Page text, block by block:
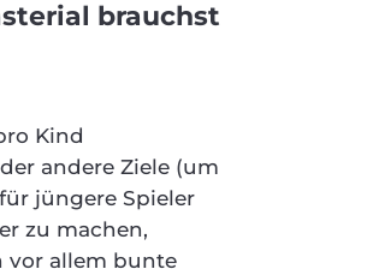
brauchst
Kind
andere Ziele (um
jüngere Spieler
zu machen,
vor allem bunte